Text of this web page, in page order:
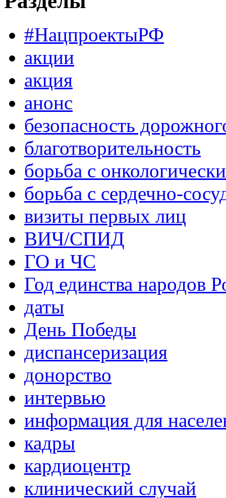
#НацпроектыРФ
акции
акция
анонс
безопасность
благотворительность
борьба с
борьба с сердечно-
визиты первых лиц
ВИЧ/СПИД
ГО и ЧС
Год единства народов
даты
День Победы
диспансеризация
донорство
интервью
информация для
кадры
кардиоцентр
клинический случай